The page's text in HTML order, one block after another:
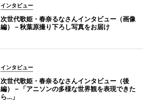
インタビュー
次世代歌姫・春奈るなさんインタビュー（画像
編）－秋葉原撮り下ろし写真をお届け
インタビュー
次世代歌姫・春奈るなさんインタビュー（後
編）－「アニソンの多様な世界観を表現できた
ら…」